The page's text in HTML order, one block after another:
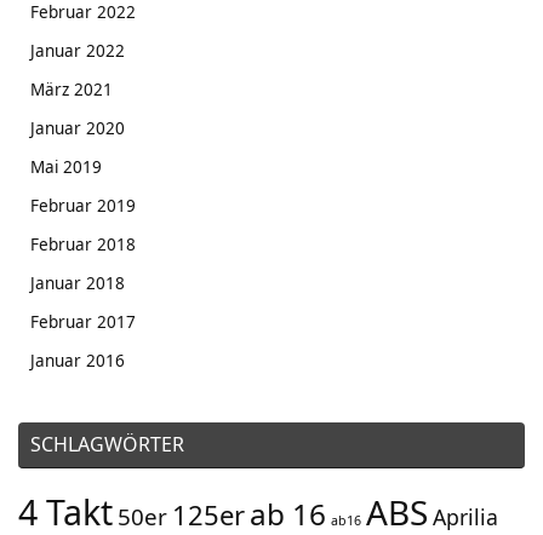
Februar 2022
Januar 2022
März 2021
Januar 2020
Mai 2019
Februar 2019
Februar 2018
Januar 2018
Februar 2017
Januar 2016
SCHLAGWÖRTER
4 Takt50er 125erab 16 ab16 ABS Aprilia